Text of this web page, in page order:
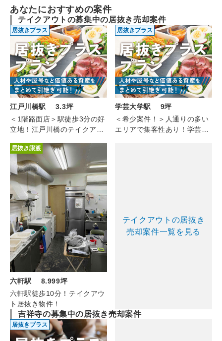
あなたにおすすめの案件
テイクアウトの募集中の居抜き売却案件
居抜きプラス
江戸川橋駅 3.3坪
＜1階路面店＞駅徒歩3分の好
立地！江戸川橋のテイクアウ
居抜きプラス
学芸大学駅 9坪
＜希少案件！＞人通りの多い
エリアで集客性あり！学芸大
居抜き譲渡
六軒駅 8.999坪
六軒駅徒歩10分！テイクアウ
ト居抜き物件！
テイクアウトの居抜き
売却案件一覧を見る
吉祥寺の募集中の居抜き売却案件
居抜きプラス